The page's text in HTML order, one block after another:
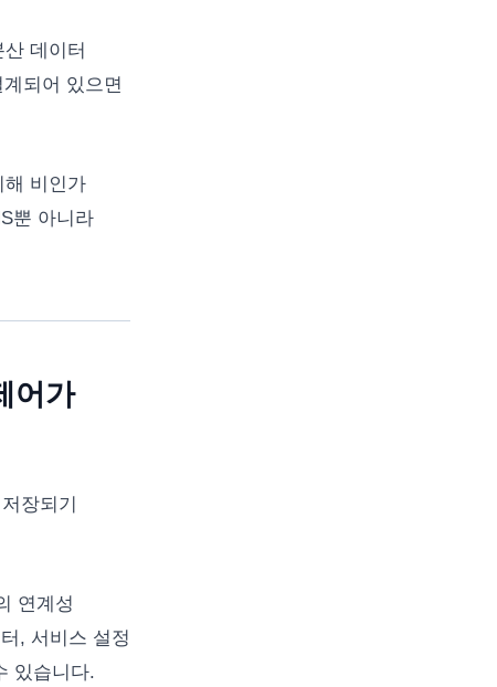
데이터
되어 있으면
해 비인가
뿐 아니라
어가
장되기
연계성
, 서비스 설정
있습니다.